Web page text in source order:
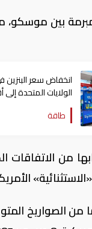
بين موسكو،
انخفاض سعر البنزين
الولايات المتحدة إلى
من أربعة دولارات
طاقة
من الاتفاقات
من الصواريخ